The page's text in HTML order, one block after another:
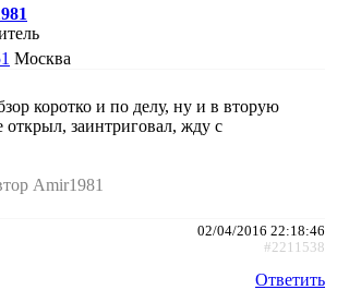
Москва
коротко и по делу, ну и в вторую
заинтриговал, жду с
Amir1981
02/04/2016 22:18:46
#2211538
Ответить